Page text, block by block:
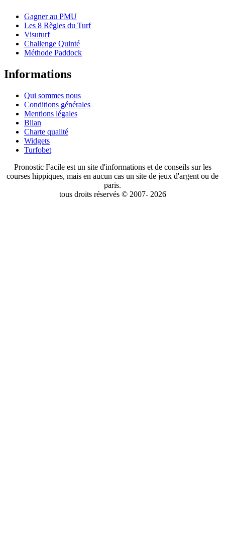
Gagner au PMU
Les 8 Règles du Turf
Visuturf
Challenge Quinté
Méthode Paddock
Informations
Qui sommes nous
Conditions générales
Mentions légales
Bilan
Charte qualité
Widgets
Turfobet
Pronostic Facile est un site d'informations et de conseils sur les
courses hippiques, mais en aucun cas un site de jeux d'argent ou de
paris.
tous droits réservés © 2007- 2026